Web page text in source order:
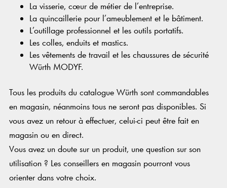
La visserie, cœur de métier de l’entreprise.
La quincaillerie pour l’ameublement et le bâtiment.
L’outillage professionnel et les outils portatifs.
Les colles, enduits et mastics.
Les vêtements de travail et les chaussures de sécurité
Würth MODYF.
Tous les produits du catalogue Würth sont commandables
en magasin, néanmoins tous ne seront pas disponibles. Si
vous avez un retour à effectuer, celui-ci peut être fait en
magasin ou en direct.
Vous avez un doute sur un produit, une question sur son
utilisation ? Les conseillers en magasin pourront vous
orienter dans votre choix.